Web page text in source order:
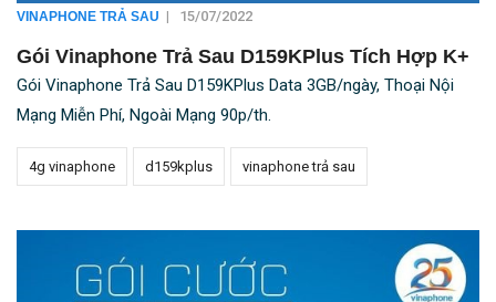
VINAPHONE TRẢ SAU | 15/07/2022
Gói Vinaphone Trả Sau D159KPlus Tích Hợp K+
Gói Vinaphone Trả Sau D159KPlus Data 3GB/ngày, Thoại Nội
Mạng Miễn Phí, Ngoài Mạng 90p/th.
4g vinaphone d159kplus vinaphone trả sau